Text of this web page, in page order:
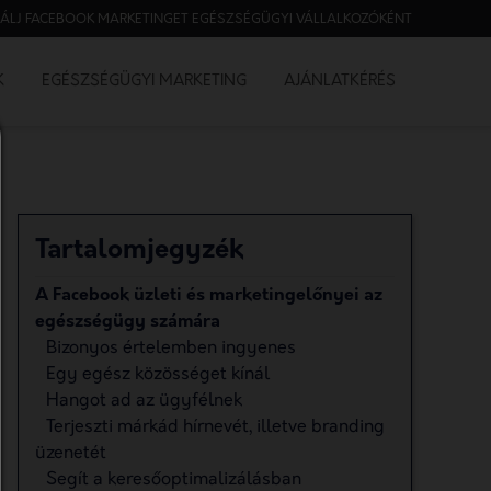
FACEBOOK MARKETINGET EGÉSZSÉGÜGYI VÁLLALKOZÓKÉNT
EGÉSZSÉGÜGYI MARKETING AJÁNLATKÉRÉS
Tartalomjegyzék
A Facebook üzleti és marketingelőnyei az
egészségügy számára
Bizonyos értelemben ingyenes
Egy egész közösséget kínál
Hangot ad az ügyfélnek
Terjeszti márkád hírnevét, illetve branding
üzenetét
Segít a keresőoptimalizálásban